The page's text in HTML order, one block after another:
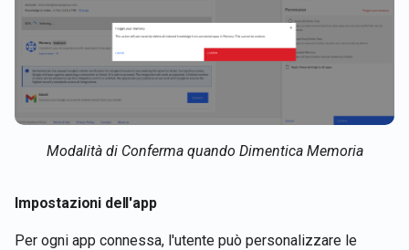
Modalità di Conferma quando Dimentica Memoria
Impostazioni dell'app
Per ogni app connessa, l'utente può personalizzare le